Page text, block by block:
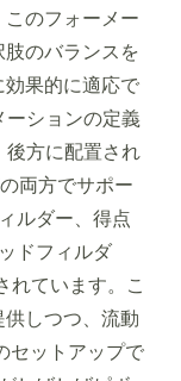
のフォーメー
のバランスを
果的に適応で
ションの定義
方に配置され
両方でサポー
ルダー、得点
ドフィルダ
れています。こ
しつつ、流動
セットアップで